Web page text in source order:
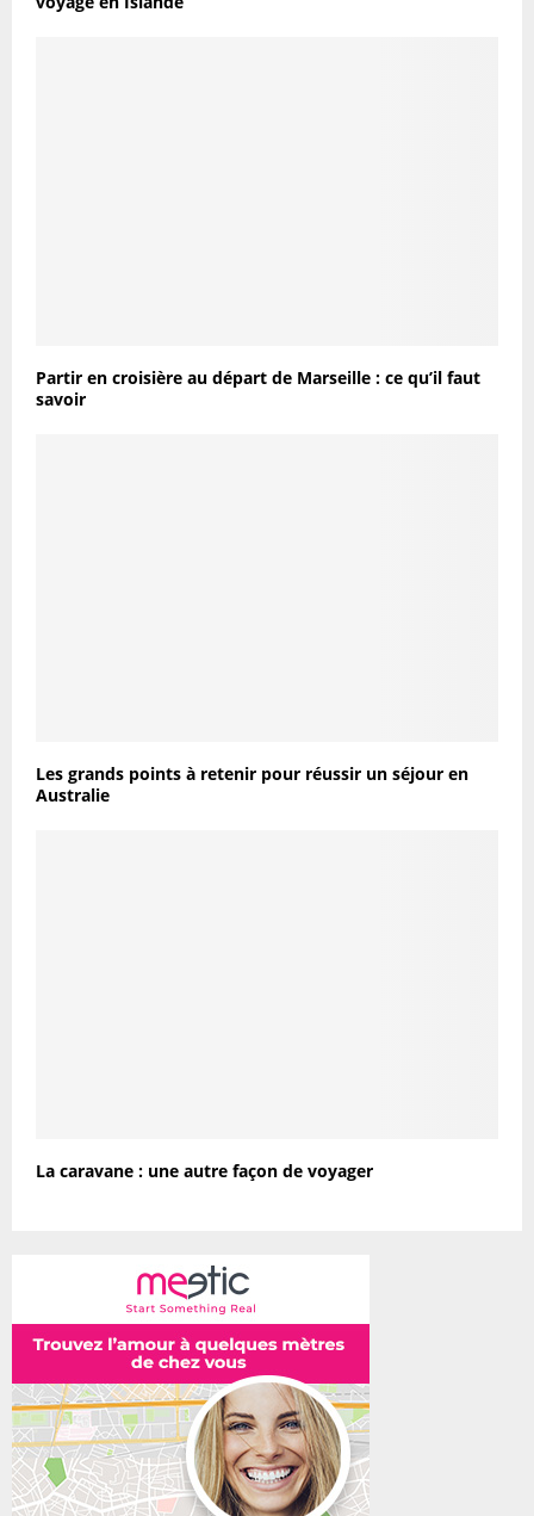
Partir en croisière au départ de Marseille : ce qu’il faut
savoir
Les grands points à retenir pour réussir un séjour en
Australie
La caravane : une autre façon de voyager